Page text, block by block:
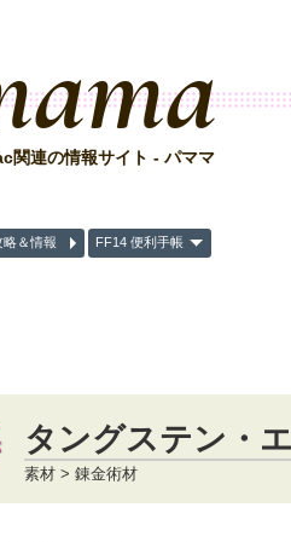
関連の情報サイト - パママ
略＆情報 FF14 便利手帳
タングステン・
素材 > 錬金術材